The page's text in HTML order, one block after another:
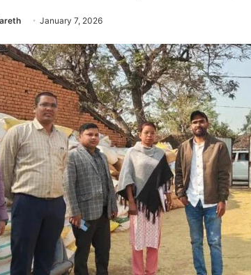
January 7, 2026